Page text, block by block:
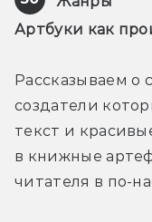
Артбуки как
Рассказываем о
создатели
текст и
в книжные
читателя в по-